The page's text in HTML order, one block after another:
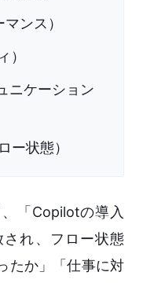
ンス）
）
ニケーション
ー状態）
「Copilotの導入
れ、フロー状態
たか」「仕事に対